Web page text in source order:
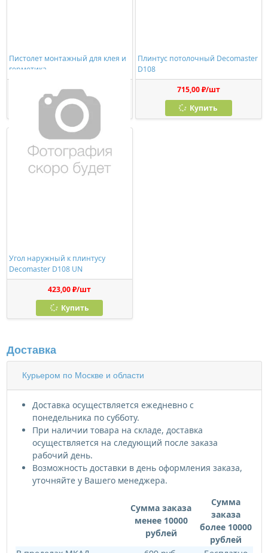
Пистолет монтажный для клея и
герметика
278,00 ₽/шт
Купить
Плинтус потолочный Decomaster
D108
715,00 ₽/шт
Купить
Угол наружный к плинтусу
Decomaster D108 UN
423,00 ₽/шт
Купить
Доставка
Курьером по Москве и области
Доставка осуществляется ежедневно с
понедельника по субботу.
При наличии товара на складе, доставка
осуществляется на следующий после заказа
рабочий день.
Возможность доставки в день оформления заказа,
уточняйте у Вашего менеджера.
Сумма заказа
менее 10000
рублей
Сумма
заказа
более 10000
рублей